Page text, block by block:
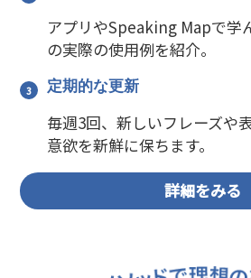
アプリやSpeaking Mapで学
の実際の使用例を紹介。
定期的な更新
毎週3回、新しいフレーズや
意欲を新鮮に保ちます。
詳細をみる